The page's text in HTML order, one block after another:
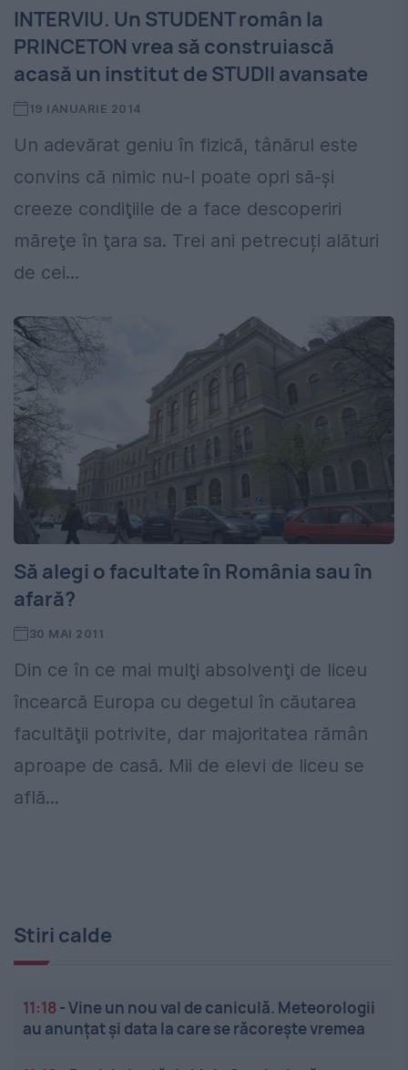
INTERVIU. Un STUDENT român la
PRINCETON vrea să construiască
acasă un institut de STUDII avansate
19 IANUARIE 2014
Un adevărat geniu în fizică, tânărul este
convins că nimic nu-l poate opri să-şi
creeze condiţiile de a face descoperiri
măreţe în ţara sa. Trei ani petrecuți alături
de cei...
Să alegi o facultate în România sau în
afară?
30 MAI 2011
Din ce în ce mai mulţi absolvenţi de liceu
încearcă Europa cu degetul în căutarea
facultăţii potrivite, dar majoritatea rămân
aproape de casă. Mii de elevi de liceu se
află...
Stiri calde
11:18 -Vine un nou val de caniculă. Meteorologii
au anunțat și data la care se răcorește vremea